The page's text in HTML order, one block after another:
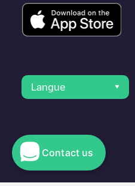
Langue
© 2023 Electromaps
Contact us